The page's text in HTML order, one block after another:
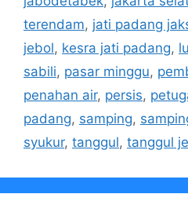
terendam, jati padang
jebol, kesra jati padang,
sabili, pasar minggu,
penahan air, persis,
padang, samping,
syukur, tanggul, tanggul